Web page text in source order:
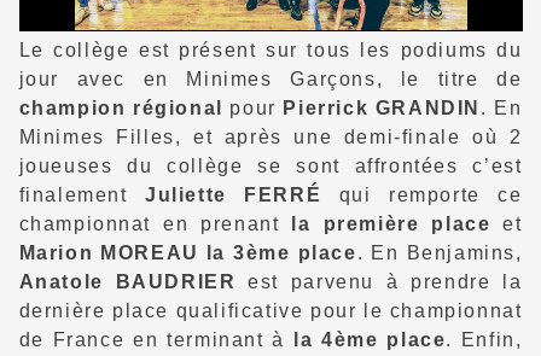
Le collège est présent sur tous les podiums du
jour avec en Minimes Garçons, le titre de
champion régional
pour Pierrick GRANDIN . En
Minimes Filles, et après une demi-finale où 2
joueuses du collège se sont affrontées c’est
finalement Juliette FERRÉ
qui remporte ce
championnat en prenant la première place et
Marion MOREAU la 3ème place. En Benjamins,
Anatole BAUDRIER
est parvenu à prendre la
dernière place qualificative pour le championnat
de France en terminant à
la 4ème place. Enfin,